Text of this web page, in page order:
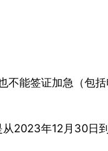
不能签证加急（包
2023年12月30日